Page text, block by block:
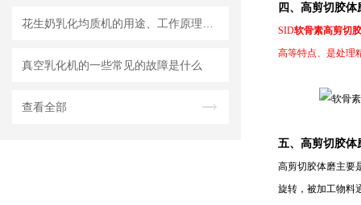
真空乳化机的一些常见的故障是什么
查看全部
四、高剪切胶体
SID软骨素高剪切
高等特点、是处理
五、高剪切胶体
高剪切胶体磨主要
旋转，被加工物料